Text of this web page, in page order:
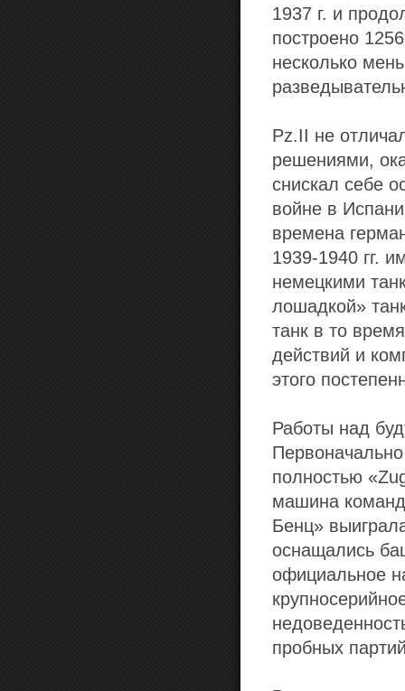
1937 г. и
построено
несколько
Pz.II не
решениями,
снискал себе
войне в
времена
1939-1940 гг.
немецкими
лошадкой»
танк в то
действий и
этого
Работы над
полностью
машина
Бенц»
оснащались
официальное
пробных